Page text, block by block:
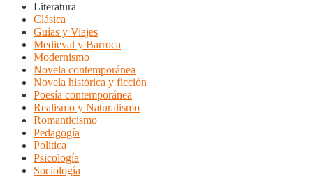
Literatura
Clásica
Guías y Viajes
Medieval y Barroca
Modernismo
Novela contemporánea
Novela histórica y ficción
Poesía contemporánea
Realismo y Naturalismo
Romanticismo
Pedagogía
Política
Psicología
Sociología